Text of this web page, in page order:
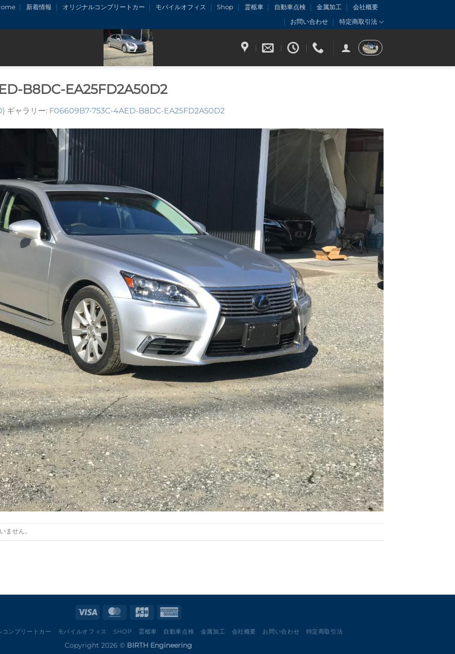
新着情報 オリジナルコンプリートカー モバイルオフィス Shop 霊柩車 自動車点検 金属加工
会社概要
お問い合わせ
特定商取引法
B8DC-EA25FD2A50D2
) ギャラリー: F06609B7-753C-4AED-B8DC-EA25FD2A50D2
ません。
コンプリートカー モバイルオフィス SHOP 霊柩車 自動車点検 金属加工 会社概要 お問い合わせ 特定商取引法
Copyright 2026 © BIRTH Engineering